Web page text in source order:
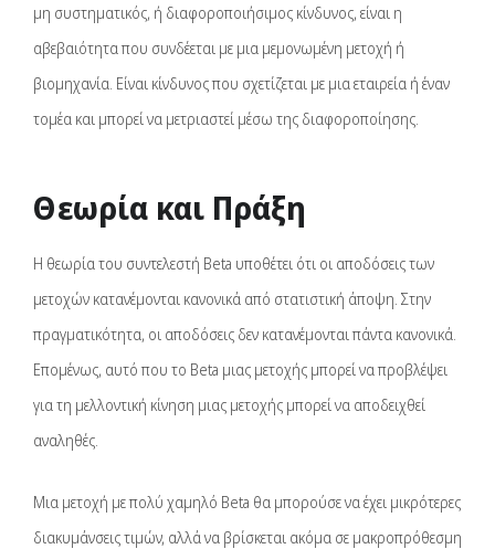
μη συστηματικός, ή διαφοροποιήσιμος κίνδυνος, είναι η
αβεβαιότητα που συνδέεται με μια μεμονωμένη μετοχή ή
βιομηχανία. Είναι κίνδυνος που σχετίζεται με μια εταιρεία ή έναν
τομέα και μπορεί να μετριαστεί μέσω της διαφοροποίησης.
Θεωρία και Πράξη
Η θεωρία του συντελεστή Beta υποθέτει ότι οι αποδόσεις των
μετοχών κατανέμονται κανονικά από στατιστική άποψη. Στην
πραγματικότητα, οι αποδόσεις δεν κατανέμονται πάντα κανονικά.
Επομένως, αυτό που το Beta μιας μετοχής μπορεί να προβλέψει
για τη μελλοντική κίνηση μιας μετοχής μπορεί να αποδειχθεί
αναληθές.
Μια μετοχή με πολύ χαμηλό Beta θα μπορούσε να έχει μικρότερες
διακυμάνσεις τιμών, αλλά να βρίσκεται ακόμα σε μακροπρόθεσμη